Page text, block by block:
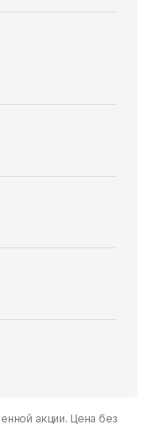
акции. Цена без